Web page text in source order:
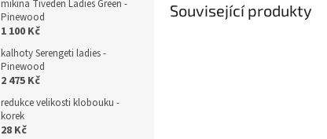
mikina Tiveden Ladies Green -
Pinewood
1 100 Kč
kalhoty Serengeti ladies -
Pinewood
2 475 Kč
redukce velikosti klobouku -
korek
28 Kč
Související produkty